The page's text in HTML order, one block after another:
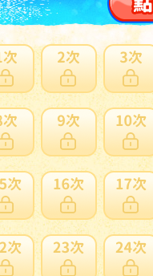
自動
認証
提前
可否
註冊會員
費用試算